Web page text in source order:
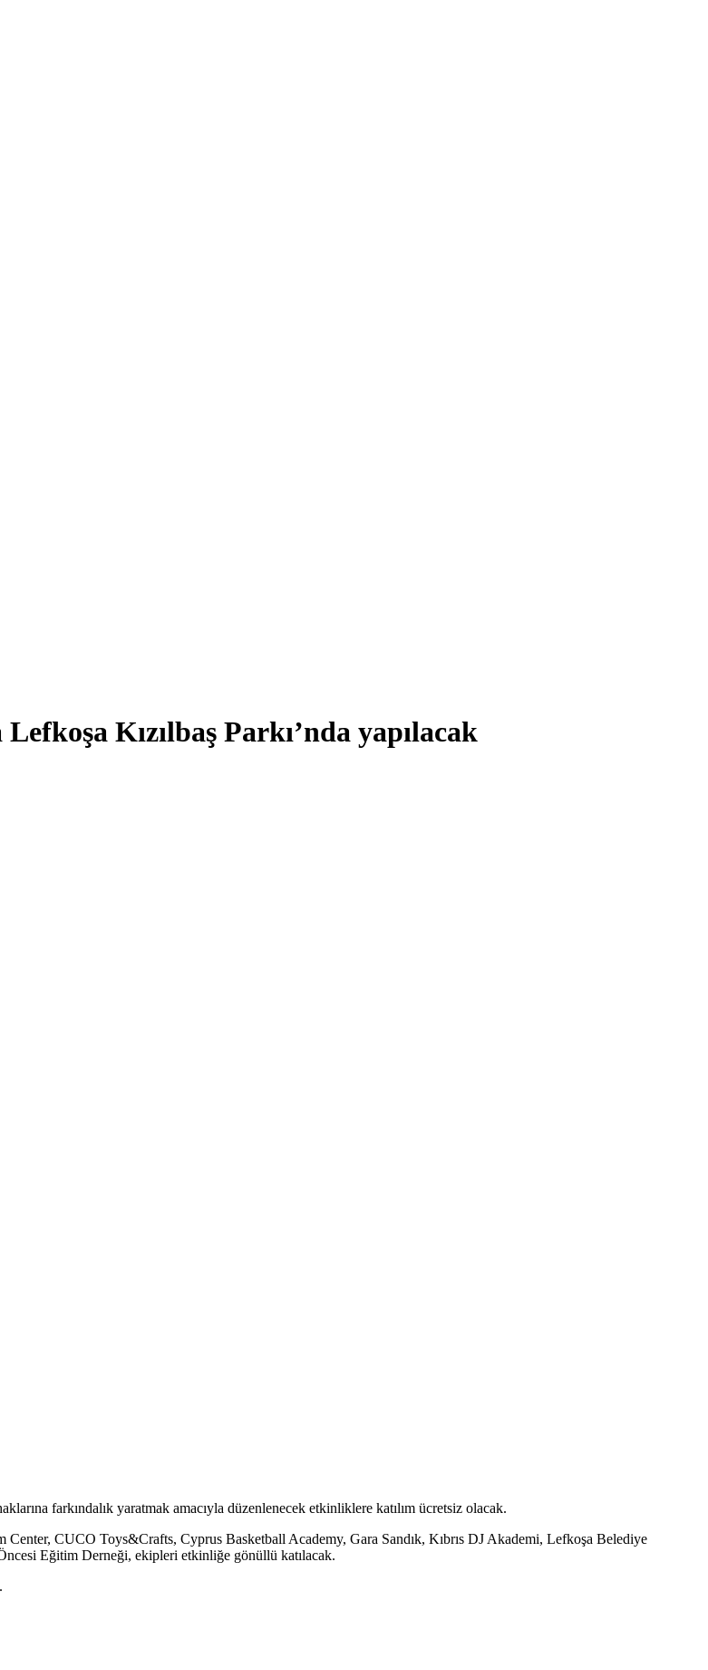
Kızılbaş Parkı’nda yapılacak
farkındalık yaratmak amacıyla düzenlenecek etkinliklere katılım ücretsiz olacak.
Center, CUCO Toys&Crafts, Cyprus Basketball Academy, Gara Sandık, Kıbrıs DJ Akademi, Lefkoşa Belediye
Eğitim Derneği, ekipleri etkinliğe gönüllü katılacak.